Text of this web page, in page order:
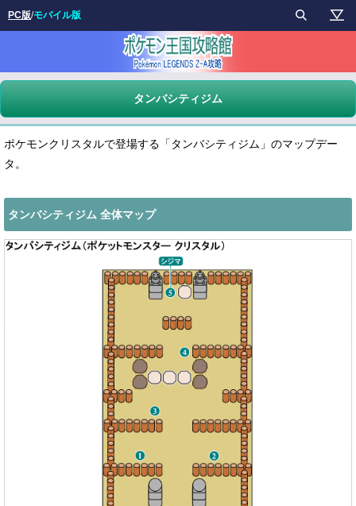
タンバシティジム
ポケモンクリスタルで登場する「タンバシティジム」のマップデー
タ。
タンバシティジム 全体マップ
PC版/モバイル版